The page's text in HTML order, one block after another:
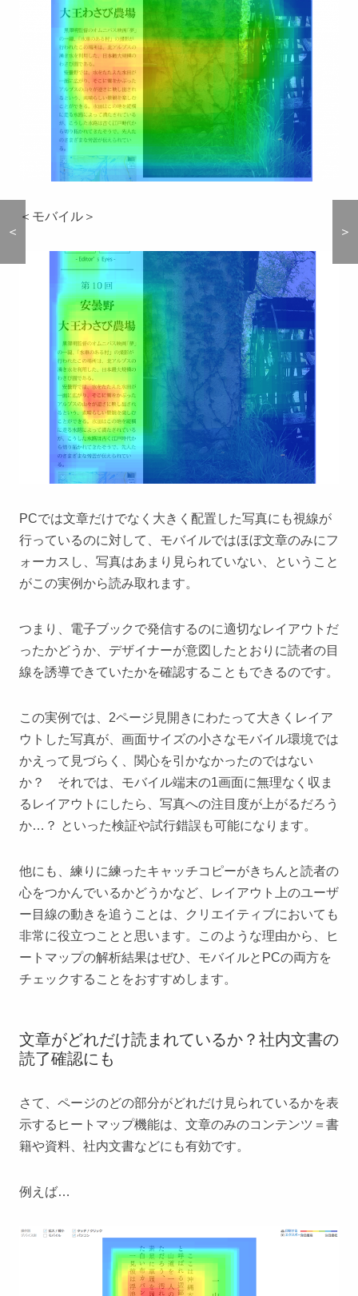
＜ ＞
＜モバイル＞
PCでは文章だけでなく大きく配置した写真にも視線が
行っているのに対して、モバイルではほぼ文章のみにフ
ォーカスし、写真はあまり見られていない、ということ
がこの実例から読み取れます。
つまり、電子ブックで発信するのに適切なレイアウトだ
ったかどうか、デザイナーが意図したとおりに読者の目
線を誘導できていたかを確認することもできるのです。
この実例では、2ページ見開きにわたって大きくレイア
ウトした写真が、画面サイズの小さなモバイル環境では
かえって見づらく、関心を引かなかったのではない
か？ それでは、モバイル端末の1画面に無理なく収ま
るレイアウトにしたら、写真への注目度が上がるだろう
か…？ といった検証や試行錯誤も可能になります。
他にも、練りに練ったキャッチコピーがきちんと読者の
心をつかんでいるかどうかなど、レイアウト上のユーザ
ー目線の動きを追うことは、クリエイティブにおいても
非常に役立つことと思います。このような理由から、ヒ
ートマップの解析結果はぜひ、モバイルとPCの両方を
チェックすることをおすすめします。
文章がどれだけ読まれているか？社内文書の
読了確認にも
さて、ページのどの部分がどれだけ見られているかを表
示するヒートマップ機能は、文章のみのコンテンツ＝書
籍や資料、社内文書などにも有効です。
例えば…
＜ ＞